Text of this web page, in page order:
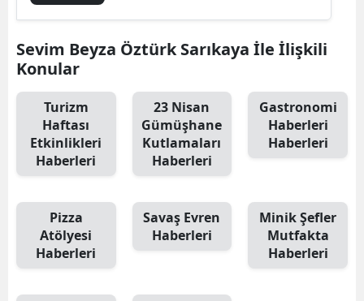
Kırıkkale
Batman
Bartın
Ardahan
Yalova
Karabük
Sevim Beyza Öztürk Sarıkaya İle İlişkili
Konular
Turizm
Haftası
Etkinlikleri
Haberleri
23 Nisan
Gümüşhane
Kutlamaları
Haberleri
Gastronomi
Haberleri
Haberleri
Pizza
Atölyesi
Haberleri
Savaş Evren
Haberleri
Minik Şefler
Mutfakta
Haberleri